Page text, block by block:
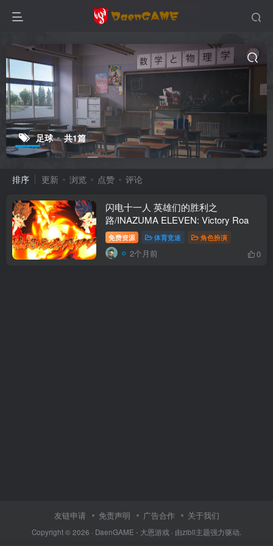
足球 共1篇
排序 更新 浏览 点赞 评论
闪电十一人 英雄们的胜利之
路/INAZUMA ELEVEN: Victory Roa
免费资源 体育竞速 角色扮演
2个月前 0
友链申请 免责声明 广告合作 关于我们
Copyright © 2026 · DaenGAME - 大恩游戏 · 由zibll主题强力驱动.